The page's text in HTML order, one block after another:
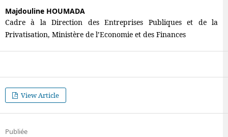
Majdouline HOUMADA
Cadre à la Direction des Entreprises Publiques et de la
Privatisation, Ministère de l’Economie et des Finances
View Article
Publiée